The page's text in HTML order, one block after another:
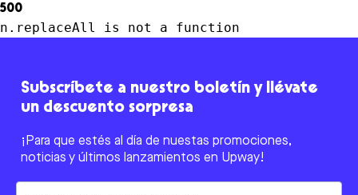
500
n.replaceAll is not a function
Subscríbete a nuestro boletín y llévate
un descuento sorpresa
¡Para que estés al día de nuestas promociones,
noticias y últimos lanzamientos en Upway!